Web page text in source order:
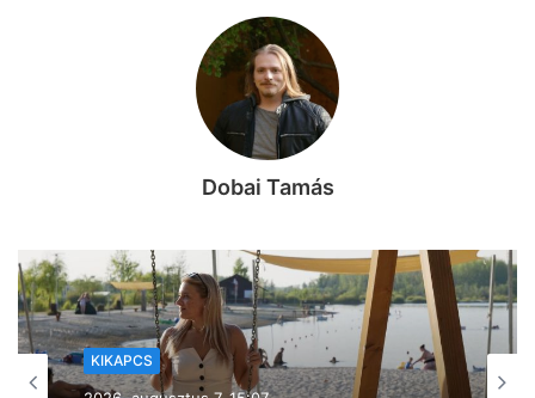
Dobai Tamás
KIKAPCS
2026, augusztus 7. 12:27